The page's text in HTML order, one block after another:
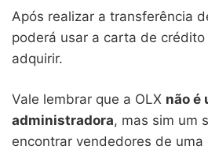
Após realizar a transferência
poderá usar a carta de
adquirir.
Vale lembrar que a OLX não é
administradora, mas sim um
encontrar vendedores de